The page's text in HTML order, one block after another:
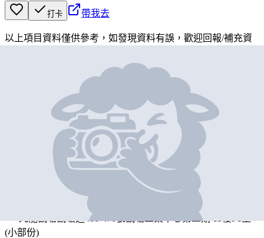
打卡 帶我去
以上項目資料僅供參考，如發現資料有誤，歡迎回報/補充資
DAYVI ITALIAN GELATO
DAYVI ITALIAN GELATO
九龍觀塘觀塘道460-470號觀塘工業中心第二期 13樓F1室
(小部份)